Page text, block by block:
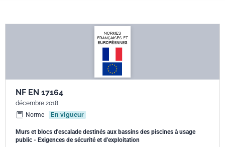
NF EN 17164
décembre 2018
Norme
En vigueur
Murs et blocs d'escalade destinés aux bassins des piscines à usage
public - Exigences de sécurité et d'exploitation